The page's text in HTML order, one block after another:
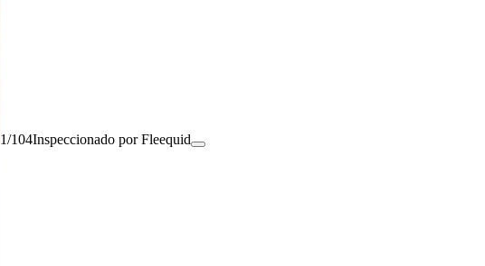
1/104Inspeccionado por Fleequid